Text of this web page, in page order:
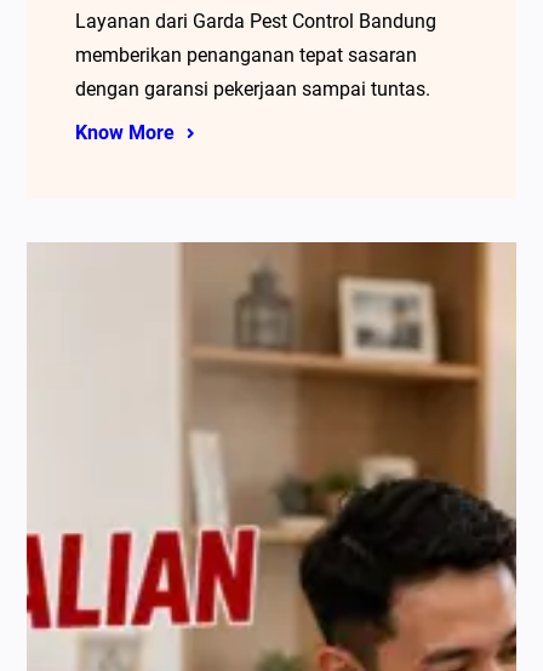
Layanan dari Garda Pest Control Bandung
memberikan penanganan tepat sasaran
dengan garansi pekerjaan sampai tuntas.
Know More